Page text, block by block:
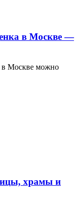
в Москве —
в Москве можно
храмы и